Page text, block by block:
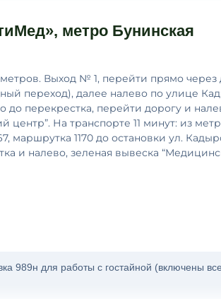
метро Бунинская
Выход № 1, перейти прямо через
переход), далее налево по улице
до перекрестка, перейти дорогу и
центр”. На транспорте 11 минут: из
маршрутка 1170 до остановки ул.
и налево, зеленая вывеска
989н для работы с гостайной (включены